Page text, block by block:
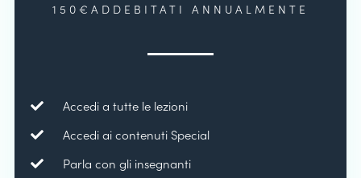
150€ADDEBITATI ANNUALMENTE
Accedi a tutte le lezioni
Accedi ai contenuti Special
Parla con gli insegnanti